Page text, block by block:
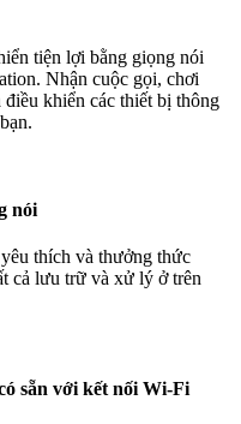
tiện lợi bằng giọng nói
Nhận cuộc gọi, chơi
khiển các thiết bị thông
nói
thích và thưởng thức
cả lưu trữ và xử lý ở trên
sẵn với kết nối Wi-Fi